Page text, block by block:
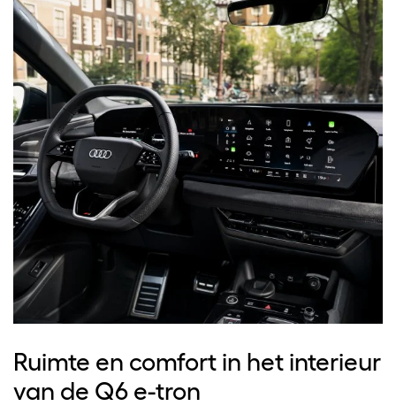
Ruimte en comfort in het interieur
van de Q6 e-tron